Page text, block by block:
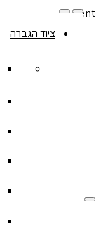
Skip to content
077-208-0290
מעקב הזמנות
ציוד הגברה